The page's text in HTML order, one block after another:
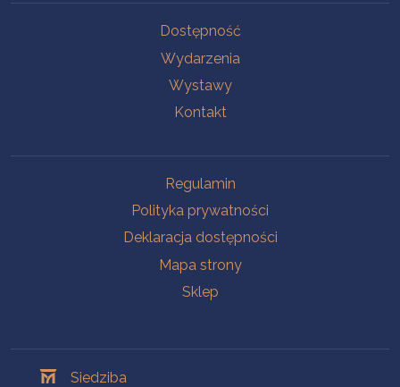
Dostępność
Wydarzenia
Wystawy
Kontakt
Regulamin
Polityka prywatności
Deklaracja dostępności
Mapa strony
Sklep
Siedziba